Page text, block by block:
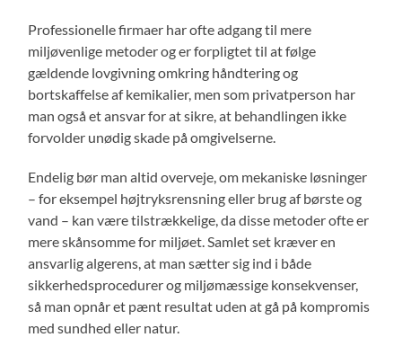
Professionelle firmaer har ofte adgang til mere
miljøvenlige metoder og er forpligtet til at følge
gældende lovgivning omkring håndtering og
bortskaffelse af kemikalier, men som privatperson har
man også et ansvar for at sikre, at behandlingen ikke
forvolder unødig skade på omgivelserne.
Endelig bør man altid overveje, om mekaniske løsninger
– for eksempel højtryksrensning eller brug af børste og
vand – kan være tilstrækkelige, da disse metoder ofte er
mere skånsomme for miljøet. Samlet set kræver en
ansvarlig algerens, at man sætter sig ind i både
sikkerhedsprocedurer og miljømæssige konsekvenser,
så man opnår et pænt resultat uden at gå på kompromis
med sundhed eller natur.